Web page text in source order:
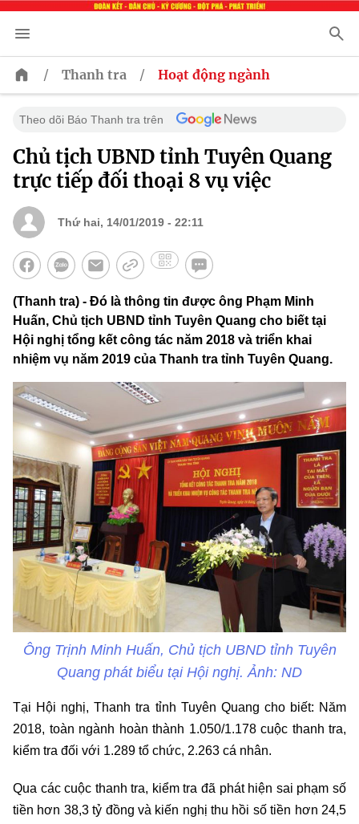
/ Thanh tra / Hoạt động ngành
Theo dõi Báo Thanh tra trên
Chủ tịch UBND tỉnh Tuyên Quang
trực tiếp đối thoại 8 vụ việc
Thứ hai, 14/01/2019 - 22:11
(Thanh tra) - Đó là thông tin được ông Phạm Minh
Huấn, Chủ tịch UBND tỉnh Tuyên Quang cho biết tại
Hội nghị tổng kết công tác năm 2018 và triển khai
nhiệm vụ năm 2019 của Thanh tra tỉnh Tuyên Quang.
Ông Trịnh Minh Huấn, Chủ tịch UBND tỉnh Tuyên
Quang phát biểu tại Hội nghị. Ảnh: ND
Tại Hội nghị, Thanh tra tỉnh Tuyên Quang cho biết: Năm
2018, toàn ngành hoàn thành 1.050/1.178 cuộc thanh tra,
kiểm tra đối với 1.289 tổ chức, 2.263 cá nhân.
Qua các cuộc thanh tra, kiểm tra đã phát hiện sai phạm số
tiền hơn 38,3 tỷ đồng và kiến nghị thu hồi số tiền hơn 24,5